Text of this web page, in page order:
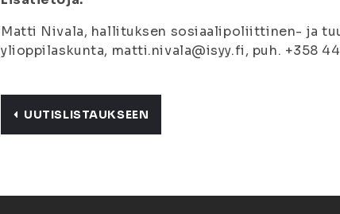
Matti Nivala, hallituksen sosiaalipoliittinen- ja
ylioppilaskunta, matti.nivala@isyy.fi, puh. +358
UUTISLISTAUKSEEN